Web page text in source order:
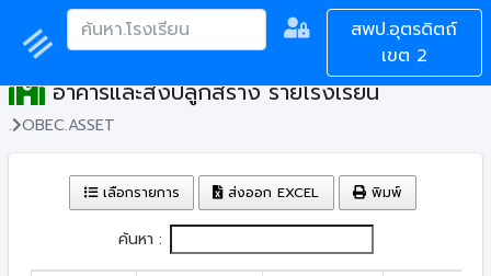
สพป.อุตรดิตถ์
เขต 2
อาคารและสิ่งปลูกสร้าง รายโรงเรียน
. OBEC.ASSET
เลือกรายการ ส่งออก EXCEL พิมพ์
ค้นหา :